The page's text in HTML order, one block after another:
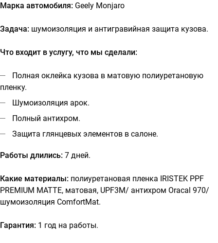
Марка автомобиля: Geely Monjaro
Задача: шумоизоляция и антигравийная защита кузова.
Что входит в услугу, что мы сделали:
Полная оклейка кузова в матовую полиуретановую
пленку.
Шумоизоляция арок.
Полный антихром.
Защита глянцевых элементов в салоне.
Работы длились: 7 дней.
Какие материалы: полиуретановая пленка IRISTEK PPF
PREMIUM MATTE, матовая, UPF3M/ антихром Oracal 970/
шумоизоляция ComfortMat.
Гарантия: 1 год на работы.